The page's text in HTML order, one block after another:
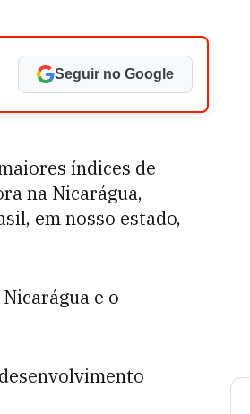
Seguir no Google
índices de
na Nicarágua,
em nosso estado,
e o